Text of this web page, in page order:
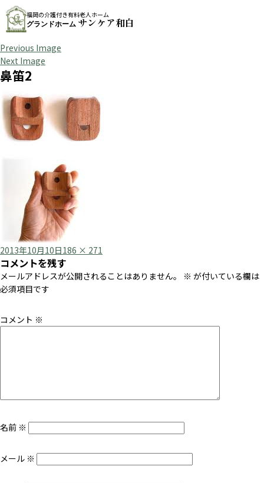
福岡の介護付き有料老人ホーム
グランドホーム サンケア和白
Previous Image
Next Image
鼻笛2
Posted
on
2013年10月10日Full
size
186 × 271
コメントを残す
メールアドレスが公開されることはありません。 ※ が付いている欄は
必須項目です
コメント ※
名前 ※
メール ※